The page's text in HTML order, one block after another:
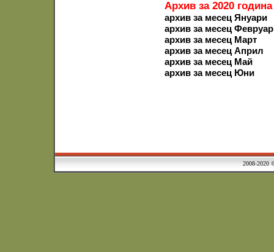
Архив за 2020 година
архив за месец Януари
архив за месец
архив за месец Март
архив за месец Април
архив за месец Май
архив за месец Юни
2008-2020 ©